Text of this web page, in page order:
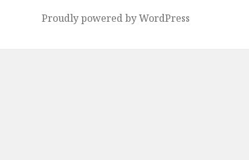
Proudly powered by WordPress